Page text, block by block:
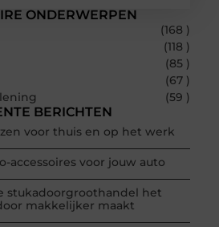
ONDERWERPEN
(168 )
(118 )
(85 )
(67 )
(59 )
BERICHTEN
voor thuis en op het werk
accessoires voor jouw auto
stukadoorgroothandel het
makkelijker maakt